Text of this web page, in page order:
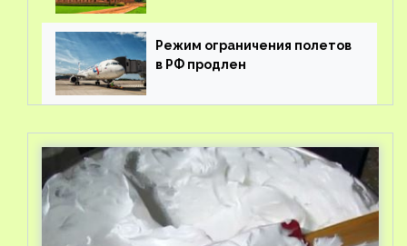
Режим ограничения полетов
в РФ продлен